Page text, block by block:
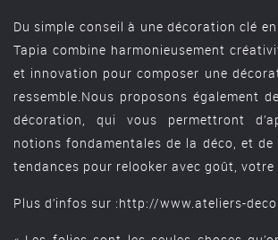
Du simple conseil à une décoration clé
Tapia combine harmonieusement
et innovation pour composer une
ressemble.Nous proposons également
décoration, qui vous permettront
notions fondamentales de la déco, et de
tendances pour relooker avec goût, votre
Plus d’infos sur :http://www.ateliers-